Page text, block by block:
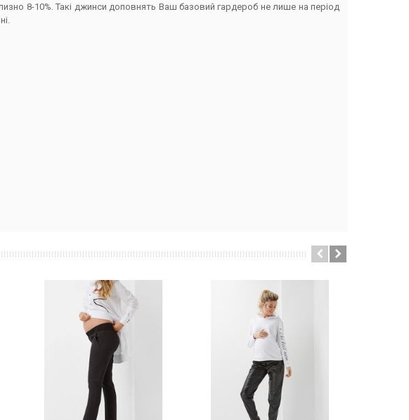
8-10%. Такі джинси доповнять Ваш базовий гардероб не лише на період